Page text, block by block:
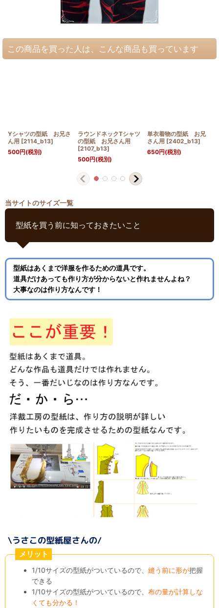
この商品を買った人は、こんな商品も買っています
Yシャツの型紙 お兄さ
ん用 [2114_b13]
500円(税別)
ラウンドネックTシャツ
の型紙 お兄さん用
[2107_b13]
500円(税別)
単衣着物の型紙 お兄
さん用 [2402_b13]
650円(税別)
当サイトのサイズ一覧
型紙を買う前に知っておきたいこと
型紙はあくまで洋服を作るための道具です。
道具だけあっても作り方が分からないと作れませんよね？
大事なのは作り方なんです！
メリット
1/10サイズの型紙がついているので、縫う前に形が把握
できる
1/10サイズの型紙がついているので、布の量が計算しな
くても分かる！